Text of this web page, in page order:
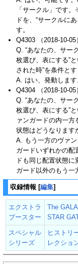
「サークル」です
ドを、“サークルに
す。
Q4303 （2018-10-05
Q. “あなたの、サー
枚選び、表にする”
された時”を条件と
A. はい、発動します
Q4304 （2018-10-05
Q. “あなたの、サー
枚選び、表にする”
ァンガードの内一
状態はどうなります
A. もう一方のヴァ
ガードいずれかの配
ドも同じ配置状態
ガード以外のもう一
収録情報 [編集]
エクストラ
ブースター
The
STAR
スペシャル
シリーズ
ヒストリ
レクショ